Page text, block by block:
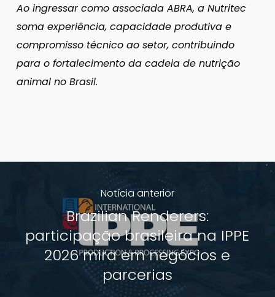
Ao ingressar como associada ABRA, a Nutritec
soma experiência, capacidade produtiva e
compromisso técnico ao setor, contribuindo
para o fortalecimento da cadeia de nutrição
animal no Brasil.
Notícia anterior
Brazilian Renderers:
participação brasileira na IPPE
2026 mira em negócios e
parcerias